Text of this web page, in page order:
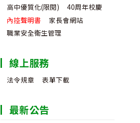
高中優質化(限閱)
40周年校慶
內控聲明書
家長會網站
職業安全衛生管理
線上服務
法令規章 表單下載
最新公告